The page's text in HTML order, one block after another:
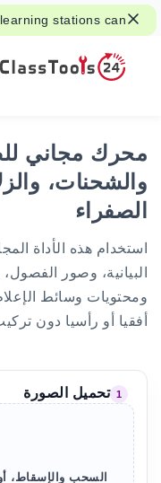
stations can
and revision.
محرك مجاني
والشحنات،
الصفراء
استخدام هذه الأداة
البيانية، وصور
ومحتويات وسائط
أفقيا أو رأسيا دون
1 تحميل الصورة